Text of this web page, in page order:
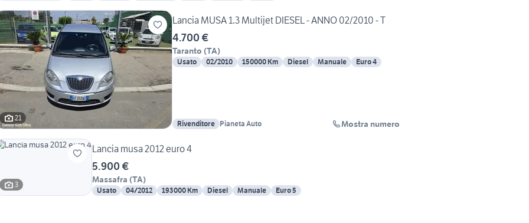
21
Lancia MUSA 1.3 Multijet DIESEL - ANNO 02/2010 - T
4.700 €
Taranto (TA)
Usato 02/2010 150000 Km Diesel Manuale Euro 4
Rivenditore Pianeta Auto Mostra numero
3
Lancia musa 2012 euro 4
5.900 €
Massafra (TA)
Usato 04/2012 193000 Km Diesel Manuale Euro 5